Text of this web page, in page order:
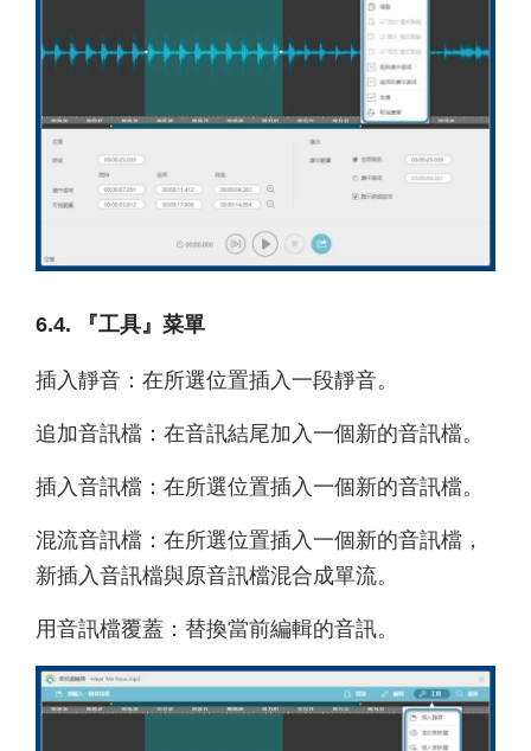
6.4. 『工具』菜單
插入靜音：在所選位置插入一段靜音。
追加音訊檔：在音訊結尾加入一個新的音訊檔。
插入音訊檔：在所選位置插入一個新的音訊檔。
混流音訊檔：在所選位置插入一個新的音訊檔，
新插入音訊檔與原音訊檔混合成單流。
用音訊檔覆蓋：替換當前編輯的音訊。